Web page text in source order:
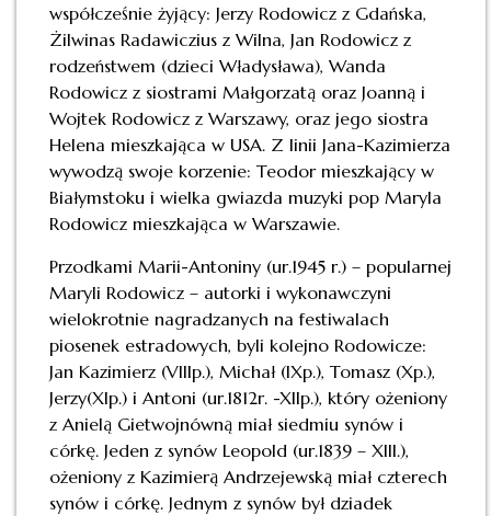
współcześnie żyjący: Jerzy Rodowicz z Gdańska,
Żilwinas Radawiczius z Wilna, Jan Rodowicz z
rodzeństwem (dzieci Władysława), Wanda
Rodowicz z siostrami Małgorzatą oraz Joanną i
Wojtek Rodowicz z Warszawy, oraz jego siostra
Helena mieszkająca w USA. Z linii Jana-Kazimierza
wywodzą swoje korzenie: Teodor mieszkający w
Białymstoku i wielka gwiazda muzyki pop Maryla
Rodowicz mieszkająca w Warszawie.
Przodkami Marii-Antoniny (ur.1945 r.) – popularnej
Maryli Rodowicz – autorki i wykonawczyni
wielokrotnie nagradzanych na festiwalach
piosenek estradowych, byli kolejno Rodowicze:
Jan Kazimierz (VIIIp.), Michał (IXp.), Tomasz (Xp.),
Jerzy(XIp.) i Antoni (ur.1812r. -XIIp.), który ożeniony
z Anielą Gietwojnówną miał siedmiu synów i
córkę. Jeden z synów Leopold (ur.1839 – XIII.),
ożeniony z Kazimierą Andrzejewską miał czterech
synów i córkę. Jednym z synów był dziadek